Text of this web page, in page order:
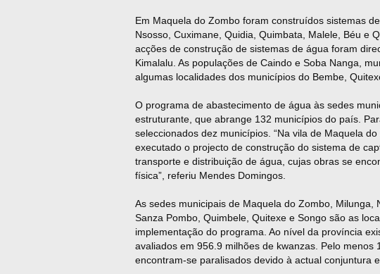
Em Maquela do Zombo foram construídos sistemas
Nsosso, Cuximane, Quidia, Quimbata, Malele, Béu e
acções de construção de sistemas de água foram
Kimalalu. As populações de Caindo e Soba Nanga,
algumas localidades dos municípios do Bembe,
O programa de abastecimento de água às sedes
estruturante, que abrange 132 municípios do país.
seleccionados dez municípios. “Na vila de Maquela
executado o projecto de construção do sistema de
transporte e distribuição de água, cujas obras se
física”, referiu Mendes Domingos.
As sedes municipais de Maquela do Zombo, Milunga,
Sanza Pombo, Quimbele, Quitexe e Songo são as
implementação do programa. Ao nível da província
avaliados em 956.9 milhões de kwanzas. Pelo
encontram-se paralisados devido à actual conjuntura